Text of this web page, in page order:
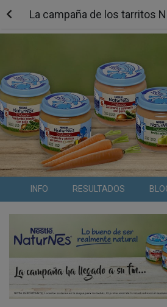
La campaña de los tarritos
INFO RESULTADOS